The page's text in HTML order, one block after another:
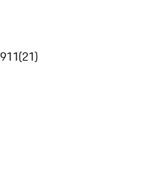
911(21)